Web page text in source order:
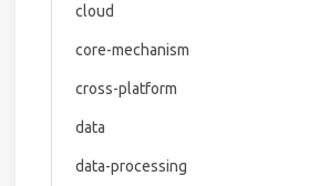
cloud
core-mechanism
cross-platform
data
data-processing